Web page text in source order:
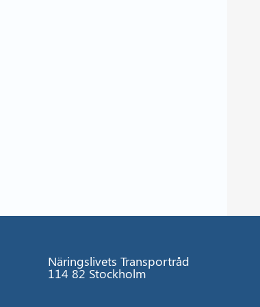
Näringslivets Transportråd
114 82 Stockholm